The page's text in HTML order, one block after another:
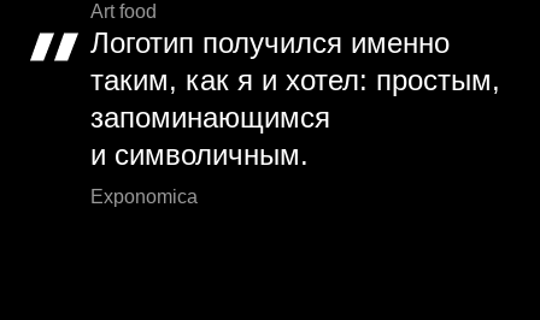
Art food
Логотип получился именно
таким, как я и хотел: простым,
запоминающимся
и символичным.
Exponomica